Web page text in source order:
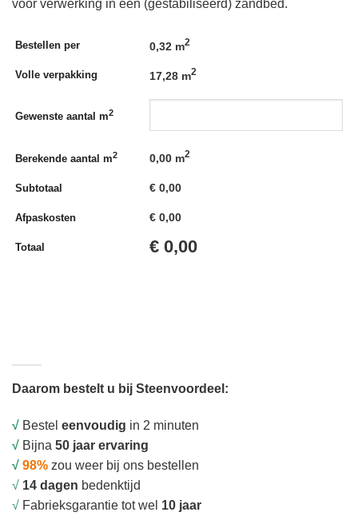
voor verwerking in een (gestabiliseerd) zandbed.
Bestellen per 0,32 m2
Volle verpakking 17,28 m2
Gewenste aantal m2
Berekende aantal m2 0,00 m2
Subtotaal €0,00
Afpaskosten €0,00
Totaal € 0,00
Daarom bestelt u bij Steenvoordeel:
√ Bestel eenvoudig in 2 minuten
√ Bijna 50 jaar ervaring
√ 98% zou weer bij ons bestellen
√ 14 dagen bedenktijd
√ Fabrieksgarantie tot wel 10 jaar